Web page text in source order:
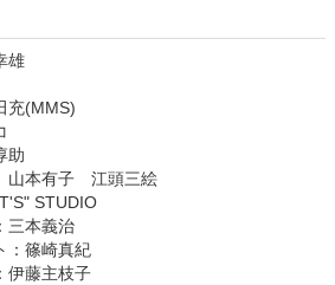
雄
充(MMS)
助
山本有子 江頭三絵
STUDIO
三本義治
：篠崎真紀
伊藤主枝子